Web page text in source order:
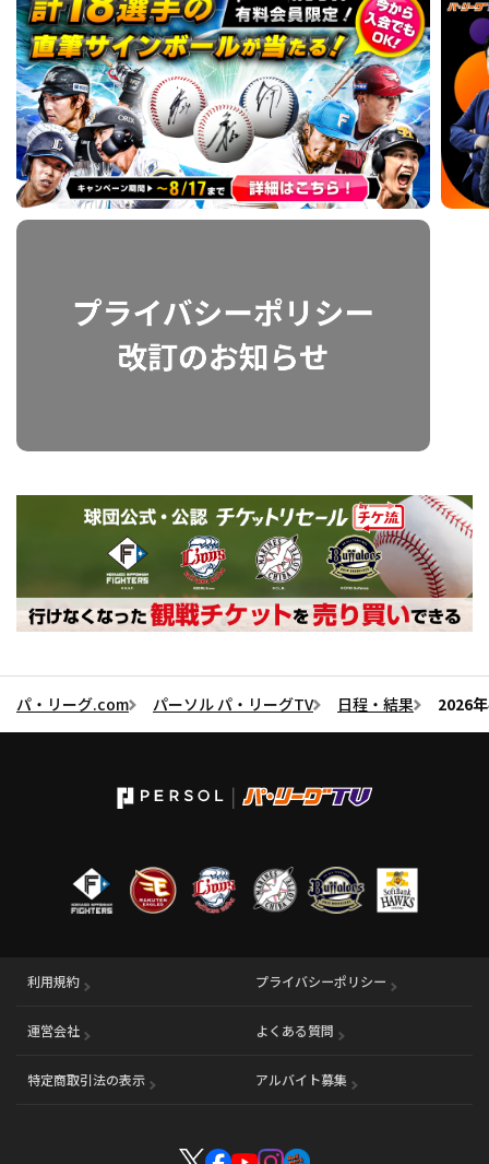
パ・リーグ.com パーソル パ・リーグTV 日程・結果 2026
利用規約 プライバシーポリシー
運営会社 （別ウィンドウで開く） よくある質問
特定商取引法の表示 アルバイト募集 （別ウィンドウで開く